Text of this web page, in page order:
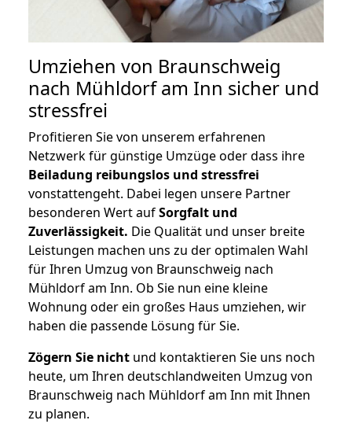
Umziehen von Braunschweig
nach Mühldorf am Inn sicher und
stressfrei
Profitieren Sie von unserem erfahrenen
Netzwerk für günstige Umzüge oder dass ihre
Beiladung reibungslos und stressfrei
vonstattengeht. Dabei legen unsere Partner
besonderen Wert aufSorgfalt und
Zuverlässigkeit. Die Qualität und unser breite
Leistungen machen uns zu der optimalen Wahl
für Ihren Umzug von Braunschweig nach
Mühldorf am Inn. Ob Sie nun eine kleine
Wohnung oder ein großes Haus umziehen, wir
haben die passende Lösung für Sie.
Zögern Sie nicht und kontaktieren Sie uns noch
heute, um Ihren deutschlandweiten Umzug von
Braunschweig nach Mühldorf am Inn mit Ihnen
zu planen.